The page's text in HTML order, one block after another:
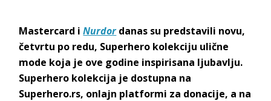
Mastercard iNurdordanas su predstavili novu,
četvrtu po redu, Superhero kolekciju ulične
mode koja je ove godine inspirisana ljubavlju.
Superhero kolekcija je dostupna na
Superhero.rs, onlajn platformi za donacije, a na